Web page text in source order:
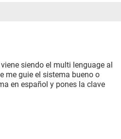
siendo el multi lenguage al
me guie el sistema bueno o
en español y pones la clave